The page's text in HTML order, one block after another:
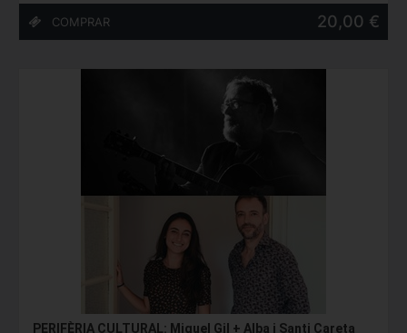
20,00 €
PERIFÈRIA CULTURAL: Miquel Gil + Alba i Santi Careta